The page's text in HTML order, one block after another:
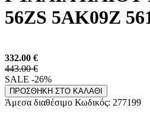
56ZS 5AK09Z
332.00 €
443.00 €
SALE -26%
ΠΡΟΣΘΗΚΗ ΣΤΟ ΚΑΛΑΘΙ
Άμεσα διαθέσιμο Κωδικός: 277199